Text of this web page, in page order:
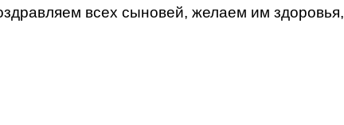
всех сыновей, желаем им здоровья,